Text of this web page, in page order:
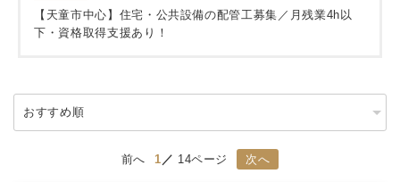
【天童市中心】住宅・公共設備の配管工募集／月残業4h以
下・資格取得支援あり！
前へ 1 14ページ 次へ